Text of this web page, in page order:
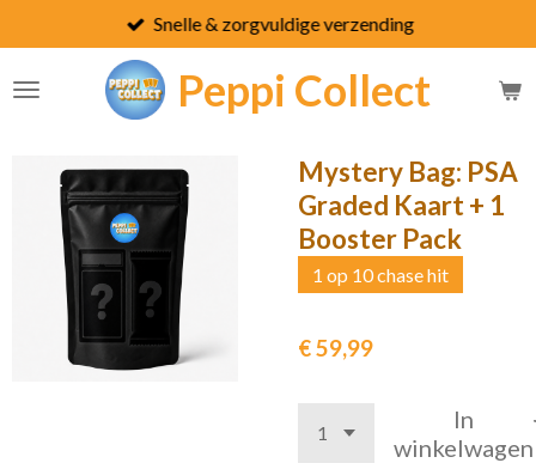
direct
naar
Peppi Collect
Snelle & zorgvuldige verzending
Mystery Bag: PSA
Graded Kaart + 1
Booster Pack
1 op 10 chase hit
€ 59,99
In
winkelwagen